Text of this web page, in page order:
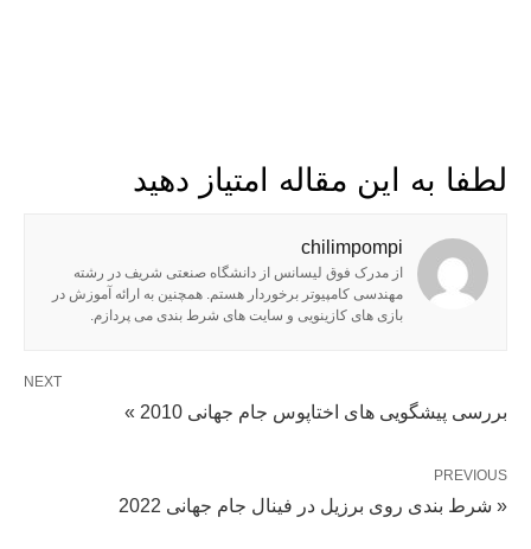
لطفا به این مقاله امتیاز دهید
chilimpompi
از مدرک فوق لیسانس از دانشگاه صنعتی شریف در رشته
مهندسی کامپیوتر برخوردار هستم. همچنین به ارائه آموزش در
بازی های کازینویی و سایت های شرط بندی می پردازم.
NEXT
بررسی پیشگویی های اختاپوس جام جهانی 2010 »
PREVIOUS
« شرط بندی روی برزیل در فینال جام جهانی 2022